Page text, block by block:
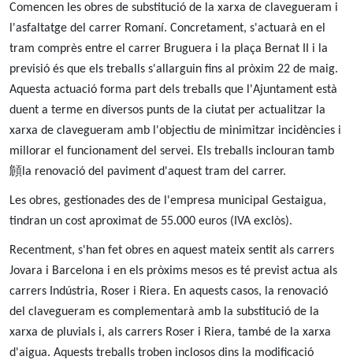
Comencen les obres de substitució de la xarxa de clavegueram i
l'asfaltatge del carrer Romaní. Concretament, s'actuarà en el
tram comprès entre el carrer Bruguera i la plaça Bernat II i la
previsió és que els treballs s'allarguin fins al pròxim 22 de maig.
Aquesta actuació forma part dels treballs que l'Ajuntament està
duent a terme en diversos punts de la ciutat per actualitzar la
xarxa de clavegueram amb l'objectiu de minimitzar incidències i
millorar el funcionament del servei. Els treballs inclouran tamb
頠la renovació del paviment d'aquest tram del carrer.
Les obres, gestionades des de l'empresa municipal Gestaigua,
tindran un cost aproximat de 55.000 euros (IVA exclòs).
Recentment, s'han fet obres en aquest mateix sentit als carrers
Jovara i Barcelona i en els pròxims mesos es té previst actua als
carrers Indústria, Roser i Riera. En aquests casos, la renovació
del clavegueram es complementarà amb la substitució de la
xarxa de pluvials i, als carrers Roser i Riera, també de la xarxa
d'aigua. Aquests treballs troben inclosos dins la modificació